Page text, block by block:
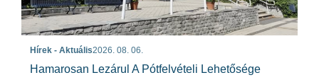
Hírek - Aktuális2026. 08. 06.
Hamarosan Lezárul A Pótfelvételi Lehetősége